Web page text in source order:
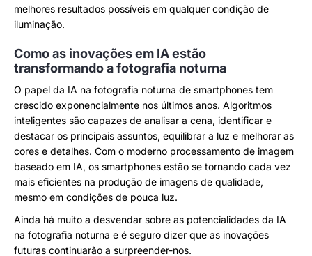
melhores resultados possíveis em qualquer condição de
iluminação.
Como as inovações em IA estão
transformando a fotografia noturna
O papel da IA na fotografia noturna de smartphones tem
crescido exponencialmente nos últimos anos. Algoritmos
inteligentes são capazes de analisar a cena, identificar e
destacar os principais assuntos, equilibrar a luz e melhorar as
cores e detalhes. Com o moderno processamento de imagem
baseado em IA, os smartphones estão se tornando cada vez
mais eficientes na produção de imagens de qualidade,
mesmo em condições de pouca luz.
Ainda há muito a desvendar sobre as potencialidades da IA
na fotografia noturna e é seguro dizer que as inovações
futuras continuarão a surpreender-nos.